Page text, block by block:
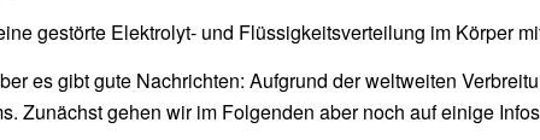
gestörte Elektrolyt- und Flüssigkeitsverteilung im Körper
es gibt gute Nachrichten: Aufgrund der weltweiten
Zunächst gehen wir im Folgenden aber noch auf einige